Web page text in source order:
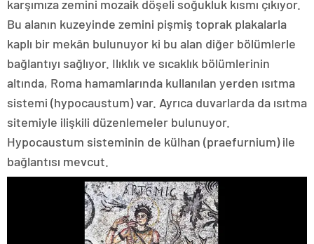
karşımıza zemini mozaik döşeli soğukluk kısmı çıkıyor.
Bu alanın kuzeyinde zemini pişmiş toprak plakalarla
kaplı bir mekân bulunuyor ki bu alan diğer bölümlerle
bağlantıyı sağlıyor. Ilıklık ve sıcaklık bölümlerinin
altında, Roma hamamlarında kullanılan yerden ısıtma
sistemi (hypocaustum) var. Ayrıca duvarlarda da ısıtma
sitemiyle ilişkili düzenlemeler bulunuyor.
Hypocaustum sisteminin de külhan (praefurnium) ile
bağlantısı mevcut.